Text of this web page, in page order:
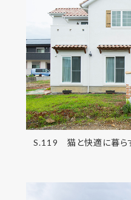
S.119 猫と快適に暮